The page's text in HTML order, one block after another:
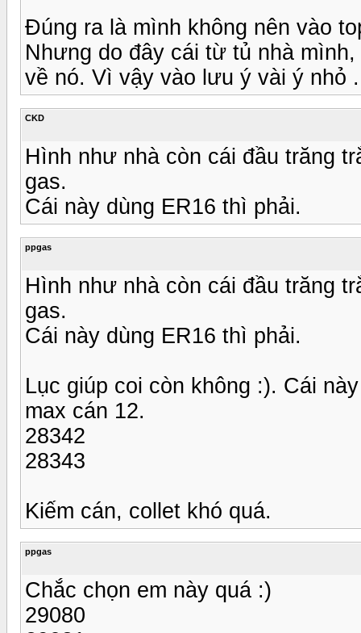
Đúng ra là mình không nên vào
Nhưng do đây cái từ tủ nhà
về nó. Vì vậy vào lưu ý vài ý nhỏ .
CKD
Hình như nhà còn cái đầu trăng
gas.
Cái này dùng ER16 thì phải.
ppgas
Hình như nhà còn cái đầu trăng
gas.
Cái này dùng ER16 thì phải.
Lục giúp coi còn không :). Cái
max cán 12.
28342
28343
Kiếm cán, collet khó quá.
ppgas
Chắc chọn em này quá :)
29080